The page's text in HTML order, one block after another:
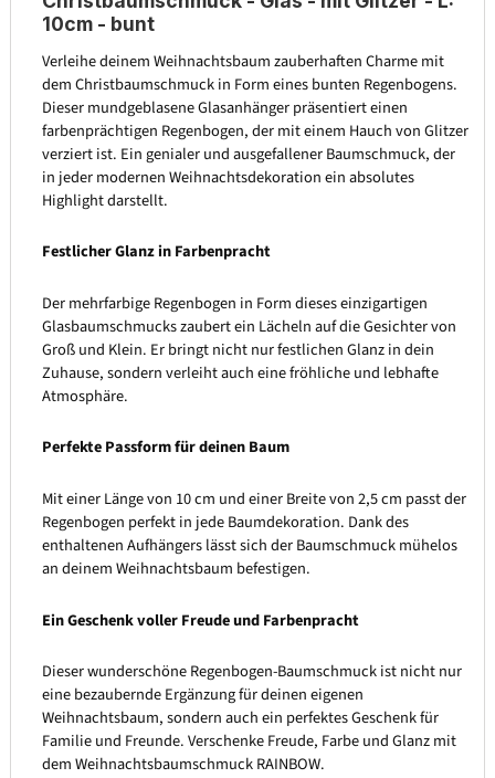
10cm - bunt
Verleihe deinem Weihnachtsbaum zauberhaften Charme mit
dem Christbaumschmuck in Form eines bunten Regenbogens.
Dieser mundgeblasene Glasanhänger präsentiert einen
farbenprächtigen Regenbogen, der mit einem Hauch von Glitzer
verziert ist. Ein genialer und ausgefallener Baumschmuck, der
in jeder modernen Weihnachtsdekoration ein absolutes
Highlight darstellt.
Festlicher Glanz in Farbenpracht
Der mehrfarbige Regenbogen in Form dieses einzigartigen
Glasbaumschmucks zaubert ein Lächeln auf die Gesichter von
Groß und Klein. Er bringt nicht nur festlichen Glanz in dein
Zuhause, sondern verleiht auch eine fröhliche und lebhafte
Atmosphäre.
Perfekte Passform für deinen Baum
Mit einer Länge von 10 cm und einer Breite von 2,5 cm passt der
Regenbogen perfekt in jede Baumdekoration. Dank des
enthaltenen Aufhängers lässt sich der Baumschmuck mühelos
an deinem Weihnachtsbaum befestigen.
Ein Geschenk voller Freude und Farbenpracht
Dieser wunderschöne Regenbogen-Baumschmuck ist nicht nur
eine bezaubernde Ergänzung für deinen eigenen
Weihnachtsbaum, sondern auch ein perfektes Geschenk für
Familie und Freunde. Verschenke Freude, Farbe und Glanz mit
dem Weihnachtsbaumschmuck RAINBOW.